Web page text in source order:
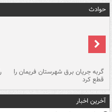
حوادث
گربه جریان برق شهرستان فریمان را
قطع کرد
آخرین اخبار